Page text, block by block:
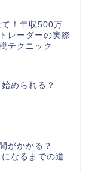
！年収500万
レーダーの実際
テクニック
められる？
がかかる？
なるまでの道